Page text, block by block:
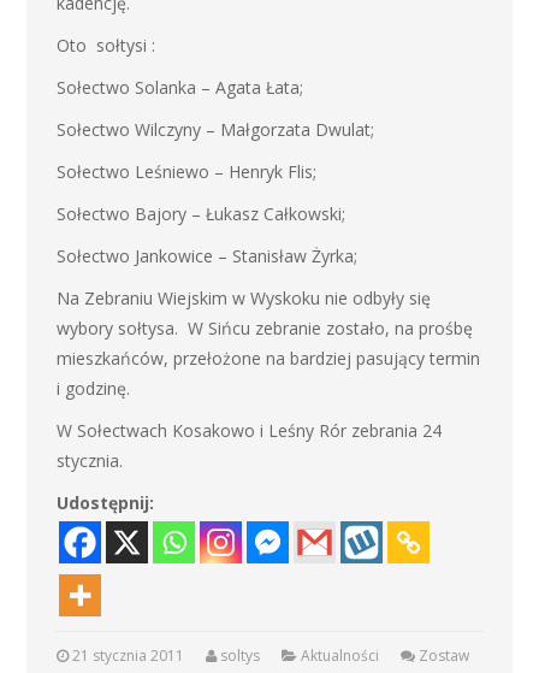
Oto sołtysi :
Sołectwo Solanka – Agata Łata;
Sołectwo Wilczyny – Małgorzata Dwulat;
Sołectwo Leśniewo – Henryk Flis;
Sołectwo Bajory – Łukasz Całkowski;
Sołectwo Jankowice – Stanisław Żyrka;
Na Zebraniu Wiejskim w Wyskoku nie odbyły się
wybory sołtysa. W Sińcu zebranie zostało, na prośbę
mieszkańców, przełożone na bardziej pasujący termin
i godzinę.
W Sołectwach Kosakowo i Leśny Rór zebrania 24
stycznia.
Udostępnij:
21 stycznia 2011 soltys Aktualności
Zostaw